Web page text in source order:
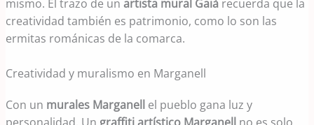
mismo. El trazo de unartista mural Gaià recuerda que la
creatividad también es patrimonio, como lo son las
ermitas románicas de la comarca.
Creatividad y muralismo en Marganell
Con un murales Marganell el pueblo gana luz y